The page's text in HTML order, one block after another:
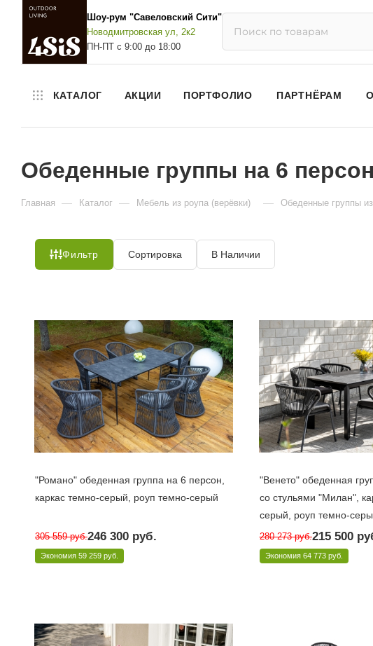
Шоу-рум "Савеловский Сити"
Новодмитровская ул, 2к2
ПН-ПТ с 9:00 до 18:00
КАТАЛОГ АКЦИИ ПОРТФОЛИО ПАРТНЁРАМ
Обеденные группы на 6
Главная — Каталог — Мебель из роупа (верёвки) — Обеденные группы
Фильтр Сортировка В Наличии
"Романо" обеденная группа на 6 персон,
каркас темно-серый, роуп темно-серый
Под заказ 10 дней
Арт.: ROM-CM6T1-7-SET D-gray
305 559руб.246 300 руб.
Экономия 59 259 руб.
"Венето" обеденная
со стульями "Милан",
серый, роуп темно-
Под заказ 10 дней
Арт.: VEN-CMIL6T1-7-SET D-
280 273руб.215 500
Экономия 64 773 руб.